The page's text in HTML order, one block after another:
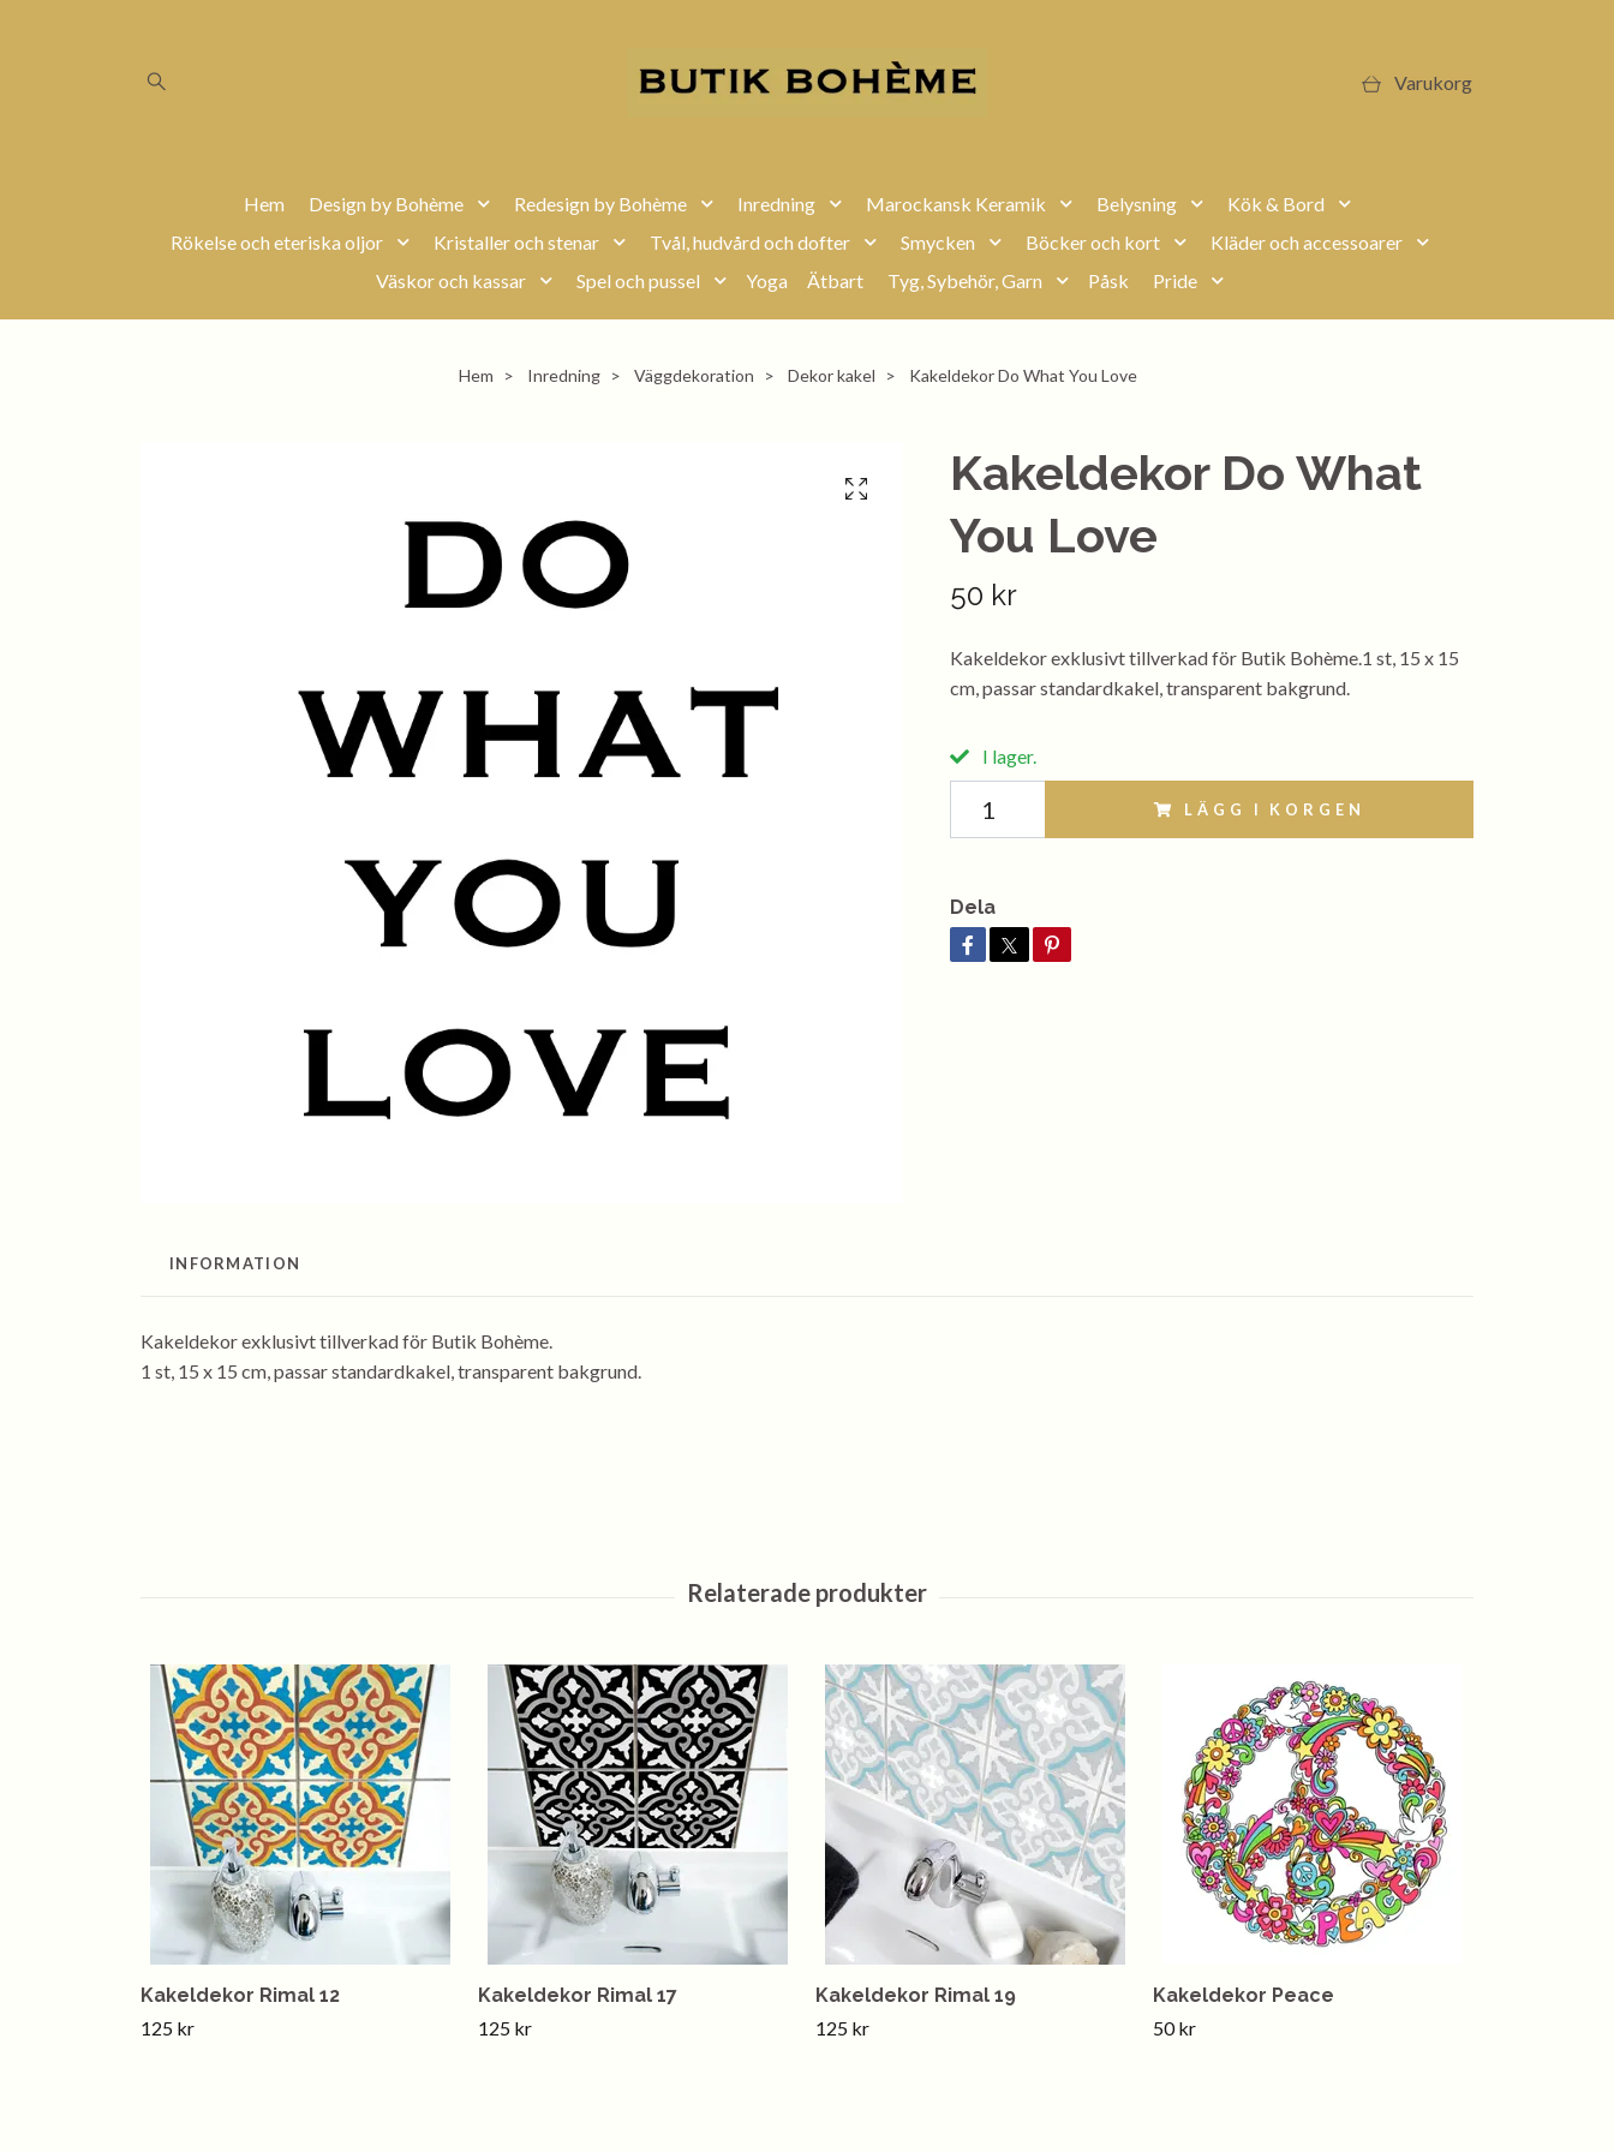
Varukorg
Hem Design by Bohème Redesign by Bohème Inredning Marockansk Keramik Belysning
Kök & Bord
Rökelse och eteriska oljor
Kristaller och stenar Tvål, hudvård och dofter Smycken Böcker och kort
Kläder och accessoarer
Väskor och kassar
Spel och pussel Yoga Ätbart Tyg, Sybehör, Garn Påsk Pride
Hem Inredning Väggdekoration Dekor kakel Kakeldekor Do What You Love
Kakeldekor Do What
You Love
50 kr
Kakeldekor exklusivt tillverkad för Butik Bohème.1 st, 15 x 15
cm, passar standardkakel, transparent bakgrund.
I lager.
LÄGG I KORGEN
Dela
INFORMATION
Kakeldekor exklusivt tillverkad för Butik Bohème.
1 st, 15 x 15 cm, passar standardkakel, transparent bakgrund.
Kakeldekor Rimal 12
125 kr
Kakeldekor Rimal 17
125 kr
Kakeldekor Rimal 19
125 kr
Kakeldekor Peace
50 kr